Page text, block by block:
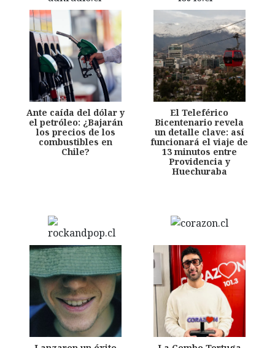
Ante caída del dólar y
el petróleo: ¿Bajarán
los precios de los
combustibles en
Chile?
El Teleférico
Bicentenario revela
un detalle clave: así
funcionará el viaje de
13 minutos entre
Providencia y
Huechuraba